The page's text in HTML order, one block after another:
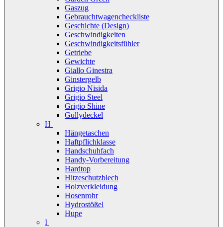
Gaszug
Gebrauchtwagencheckliste
Geschichte (Design)
Geschwindigkeiten
Geschwindigkeitsfühler
Getriebe
Gewichte
Giallo Ginestra
Ginstergelb
Grigio Nisida
Grigio Steel
Grigio Shine
Gullydeckel
H
Hängetaschen
Haftpflichklasse
Handschuhfach
Handy-Vorbereitung
Hardtop
Hitzeschutzblech
Holzverkleidung
Hosenrohr
Hydrostößel
Hupe
I